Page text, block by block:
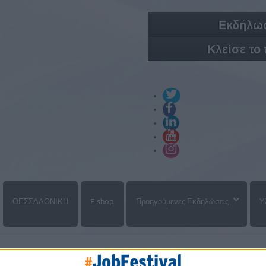
Κλείσε
ΘΕΣΣΑΛΟΝΙΚΗ E-shop Προηγούμενες Εκδηλώσεις